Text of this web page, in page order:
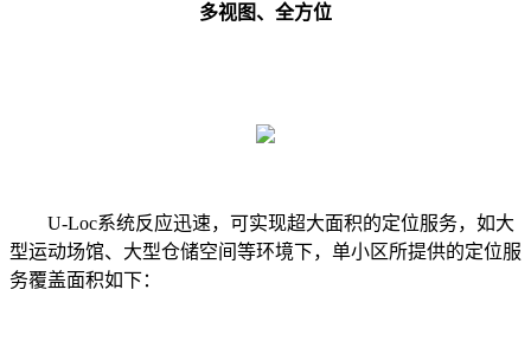
多视图、全方位
U-Loc系统反应迅速，可实现超大面积的定位服务，如大
型运动场馆、大型仓储空间等环境下，单小区所提供的定位服
务覆盖面积如下：